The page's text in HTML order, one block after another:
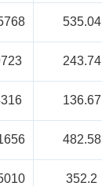
535.04
243.74
136.67
482.58
352.2